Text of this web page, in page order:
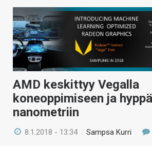
AMD keskittyy Vegalla
koneoppimiseen ja
nanometriin
8.1.2018 - 13:34 /Sampsa Kurri